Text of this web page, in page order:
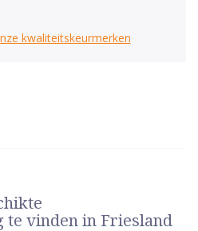
kwaliteitskeurmerken
te vinden in Friesland